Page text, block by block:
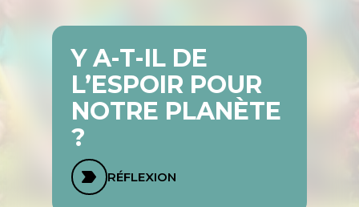
Y A-T-IL DE
L’ESPOIR POUR
NOTRE PLANÈTE
?
RÉFLEXION